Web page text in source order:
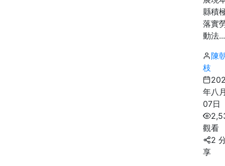
縣積
落實
動法...
陳
枝
年八
07日
觀看
2
享